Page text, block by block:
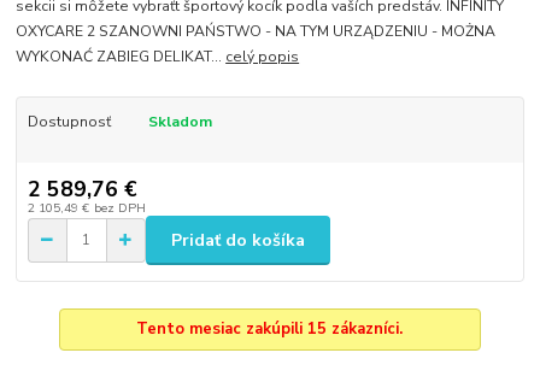
sekcii si môžete vybraťt športový kocík podla vaších predstáv. INFINITY
OXYCARE 2 SZANOWNI PAŃSTWO - NA TYM URZĄDZENIU - MOŻNA
WYKONAĆ ZABIEG DELIKAT... celý popis
Dostupnosť Skladom
2 589,76 €
2 105,49 € bez DPH
Pridať do košíka
Tento mesiac zakúpili 15 zákazníci.